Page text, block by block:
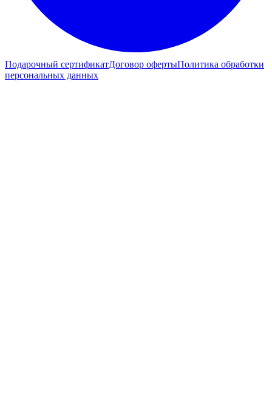
Подарочный сертификатДоговор офертыПолитика обработки
персональных данных